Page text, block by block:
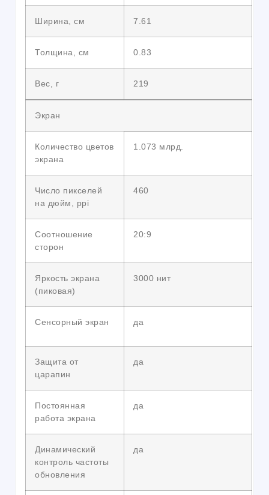
Ширина, см 7.61
Толщина, см 0.83
Вес, г 219
Экран
Количество цветов
экрана
1.073 млрд.
Число пикселей
на дюйм, ppi
460
Соотношение
сторон
20:9
Яркость экрана
(пиковая)
3000 нит
Сенсорный экран да
Защита от
царапин
да
Постоянная
работа экрана
да
Динамический
контроль частоты
обновления
да